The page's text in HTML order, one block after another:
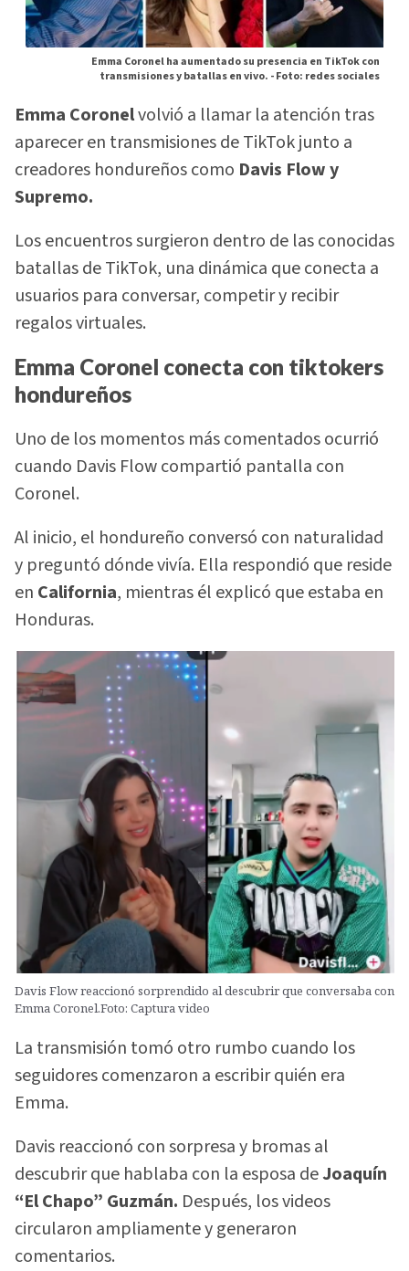
Emma Coronel ha aumentado su presencia en TikTok con
transmisiones y batallas en vivo. -Foto: redes sociales
Emma Coronelvolvió a llamar la atención tras
aparecer en transmisiones de TikTok junto a
creadores hondureños como Davis Flow y
Supremo.
Los encuentros surgieron dentro de las conocidas
batallas de TikTok, una dinámica que conecta a
usuarios para conversar, competir y recibir
regalos virtuales.
Emma Coronel conecta con tiktokers
hondureños
Uno de los momentos más comentados ocurrió
cuando Davis Flow compartió pantalla con
Coronel.
Al inicio, el hondureño conversó con naturalidad
y preguntó dónde vivía. Ella respondió que reside
en California, mientras él explicó que estaba en
Honduras.
Davis Flow reaccionó sorprendido al descubrir que conversaba con
Emma Coronel.Foto: Captura video
La transmisión tomó otro rumbo cuando los
seguidores comenzaron a escribir quién era
Emma.
Davis reaccionó con sorpresa y bromas al
descubrir que hablaba con la esposa deJoaquín
“El Chapo” Guzmán. Después, los videos
circularon ampliamente y generaron
comentarios.